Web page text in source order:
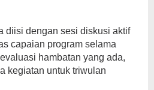
diisi dengan sesi diskusi aktif
capaian program selama
hambatan yang ada,
kegiatan untuk triwulan